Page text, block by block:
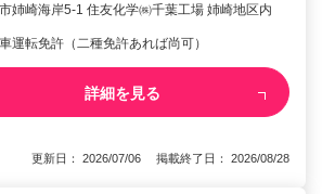
姉崎海岸5-1 住友化学㈱千葉工場 姉崎地区内
運転免許（二種免許あれば尚可）
詳細を見る
更新日： 2026/07/06 掲載終了日： 2026/08/28